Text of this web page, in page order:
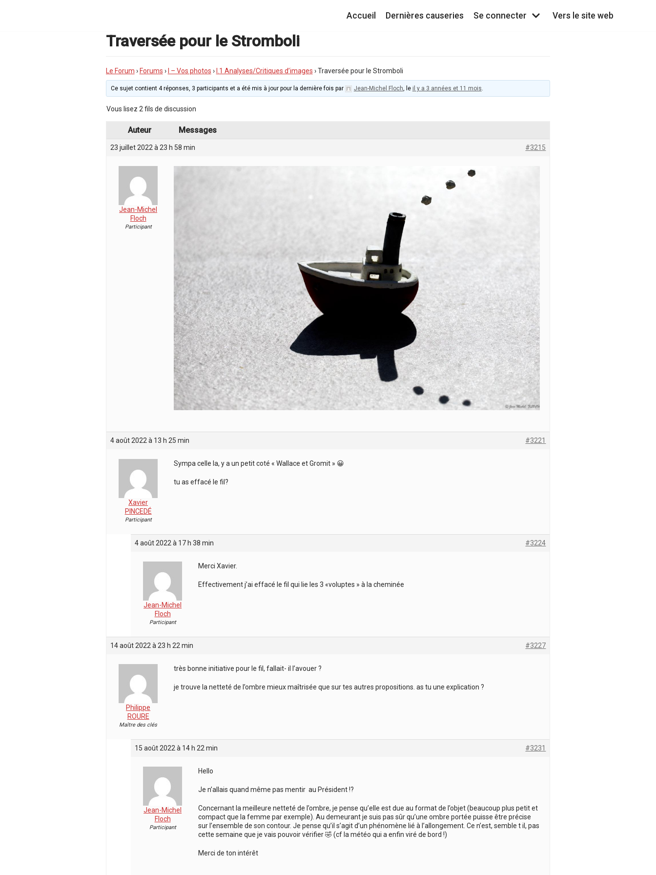
Accueil Dernières causeries Se connecter Vers le site web
Traversée pour le Stromboli
Le Forum › Forums › I – Vos photos › I.1 Analyses/Critiques d’images › Traversée pour le Stromboli
Ce sujet contient 4 réponses, 3 participants et a été mis à jour pour la dernière fois par Jean-Michel Floch, le il y a 3 années et 11 mois.
Vous lisez 2 fils de discussion
Auteur Messages
23 juillet 2022 à 23 h 58 min #3215
Jean-Michel
Floch
Participant
4 août 2022 à 13 h 25 min #3221
Xavier
PINCEDÉ
Participant
Sympa celle la, y a un petit coté « Wallace et Gromit » 😀
tu as effacé le fil?
4 août 2022 à 17 h 38 min #3224
Jean-Michel
Floch
Participant
Merci Xavier.
Effectivement j’ai effacé le fil qui lie les 3 «voluptes » à la cheminée
14 août 2022 à 23 h 22 min #3227
Philippe
ROURE
Maître des clés
très bonne initiative pour le fil, fallait- il l’avouer ?
je trouve la netteté de l’ombre mieux maîtrisée que sur tes autres propositions. as tu une explication ?
15 août 2022 à 14 h 22 min #3231
Jean-Michel
Floch
Participant
Hello
Je n’allais quand même pas mentir au Président !?
Concernant la meilleure netteté de l’ombre, je pense qu’elle est due au format de l’objet (beaucoup plus petit et
compact que la femme par exemple). Au demeurant je suis pas sûr qu’une ombre portée puisse être précise
sur l’ensemble de son contour. Je pense qu’il s’agit d’un phénomène lié à l’allongement. Ce n’est, semble t il, pas
cette semaine que je vais pouvoir vérifier 🤣 (cf la météo qui a enfin viré de bord !)
Merci de ton intérêt